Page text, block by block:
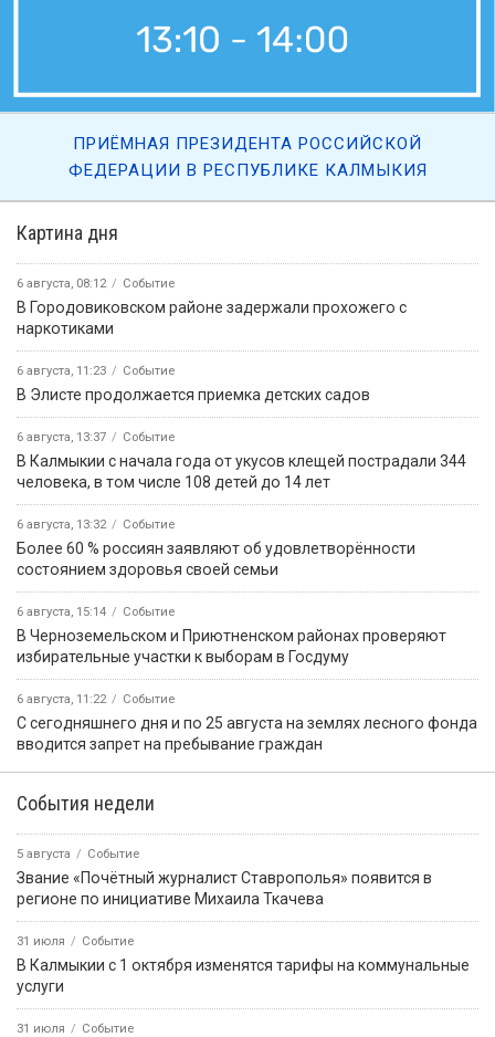
Картина дня
6 августа, 08:12 Событие
В Городовиковском районе задержали прохожего с
наркотиками
6 августа, 11:23 Событие
В Элисте продолжается приемка детских садов
6 августа, 13:37 Событие
В Калмыкии с начала года от укусов клещей пострадали 344
человека, в том числе 108 детей до 14 лет
6 августа, 13:32 Событие
Более 60 % россиян заявляют об удовлетворённости
состоянием здоровья своей семьи
6 августа, 15:14 Событие
В Черноземельском и Приютненском районах проверяют
избирательные участки к выборам в Госдуму
6 августа, 11:22 Событие
С сегодняшнего дня и по 25 августа на землях лесного фонда
вводится запрет на пребывание граждан
События недели
5 августа Событие
Звание «Почётный журналист Ставрополья» появится в
регионе по инициативе Михаила Ткачева
31 июля Событие
В Калмыкии с 1 октября изменятся тарифы на коммунальные
услуги
31 июля Событие
ПРИЁМНАЯ ПРЕЗИДЕНТА РОССИЙСКОЙ
ФЕДЕРАЦИИ В РЕСПУБЛИКЕ КАЛМЫКИЯ